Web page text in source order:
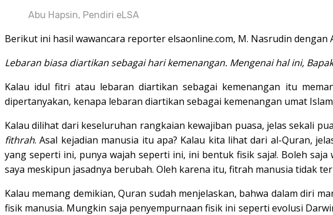
Abu Hapsin, Pendiri eLSA
Berikut ini hasil wawancara reporter elsaonline.com, M. Nasrudin
Lebaran biasa diartikan sebagai hari kemenangan. Mengenai hal ini,
Kalau idul fitri atau lebaran diartikan sebagai kemenangan itu
dipertanyakan, kenapa lebaran diartikan sebagai kemenangan umat
Kalau dilihat dari keseluruhan rangkaian kewajiban puasa, jelas sekali
fithrah. Asal kejadian manusia itu apa? Kalau kita lihat dari al-Quran,
yang seperti ini, punya wajah seperti ini, ini bentuk fisik saja!. Boleh
saya meskipun jasadnya berubah. Oleh karena itu, fitrah manusia tidak
Kalau memang demikian, Quran sudah menjelaskan, bahwa dalam diri
fisik manusia. Mungkin saja penyempurnaan fisik ini seperti evolusi